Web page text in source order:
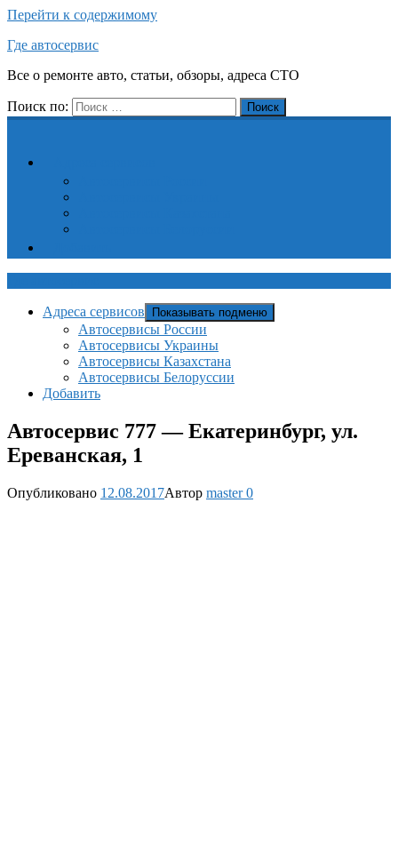
Перейти к содержимому
Где автосервис
Все о ремонте авто, статьи, обзоры, адреса СТО
Поиск по: Поиск
Адреса сервисов Показывать подменю
Автосервисы России
Автосервисы Украины
Автосервисы Казахстана
Автосервисы Белоруссии
Добавить
Автосервис 777 — Екатеринбург, ул.
Ереванская, 1
Опубликовано 12.08.2017Автор master0